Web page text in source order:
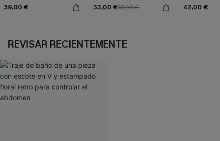
39,00 € 33,00 €37,00 € 42,00 €
REVISAR RECIENTEMENTE